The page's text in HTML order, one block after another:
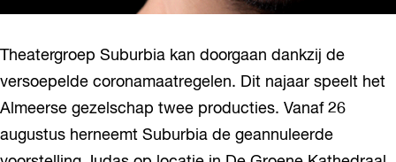
Theatergroep Suburbia kan doorgaan dankzij de
versoepelde coronamaatregelen. Dit najaar speelt het
Almeerse gezelschap twee producties. Vanaf 26
augustus herneemt Suburbia de geannuleerde